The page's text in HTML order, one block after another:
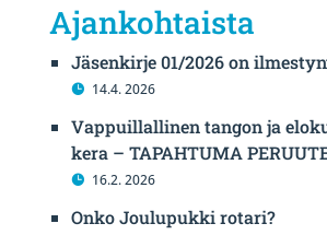
Ajankohtaista
Jäsenkirje 01/2026 on
14.4. 2026
Vappuillallinen tangon ja
kera – TAPAHTUMA
16.2. 2026
Onko Joulupukki rotari?